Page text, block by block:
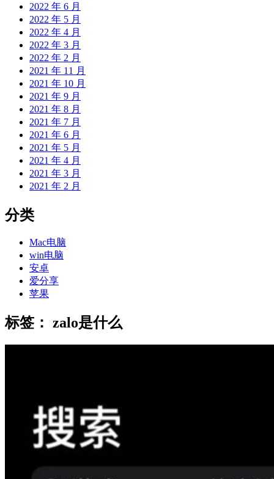
2022 年 6 月
2022 年 5 月
2022 年 4 月
2022 年 3 月
2022 年 2 月
2021 年 11 月
2021 年 10 月
2021 年 9 月
2021 年 8 月
2021 年 7 月
2021 年 6 月
2021 年 5 月
2021 年 4 月
2021 年 3 月
2021 年 2 月
分类
Mac电脑
win电脑
安卓
爱分享
苹果
标签： zalo是什么